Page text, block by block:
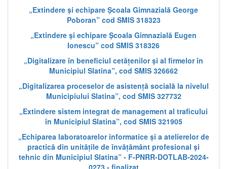
„Extindere și echipare Școala Gimnazială George
Poboran” cod SMIS 318323
„Extindere și echipare Școala Gimnazială Eugen
Ionescu” cod SMIS 318326
„Digitalizare în beneficiul cetățenilor și al firmelor în
Municipiul Slatina”, cod SMIS 326662
„Digitalizarea proceselor de asistență socială la nivelul
Municipiului Slatina”, cod SMIS 327732
„Extindere sistem integrat de management al traficului
în Municipiul Slatina”, cod SMIS 321905
„Echiparea laboratoarelor informatice și a atelierelor de
practică din unitățile de învățământ profesional și
tehnic din Municipiul Slatina” - F-PNRR-DOTLAB-2024-